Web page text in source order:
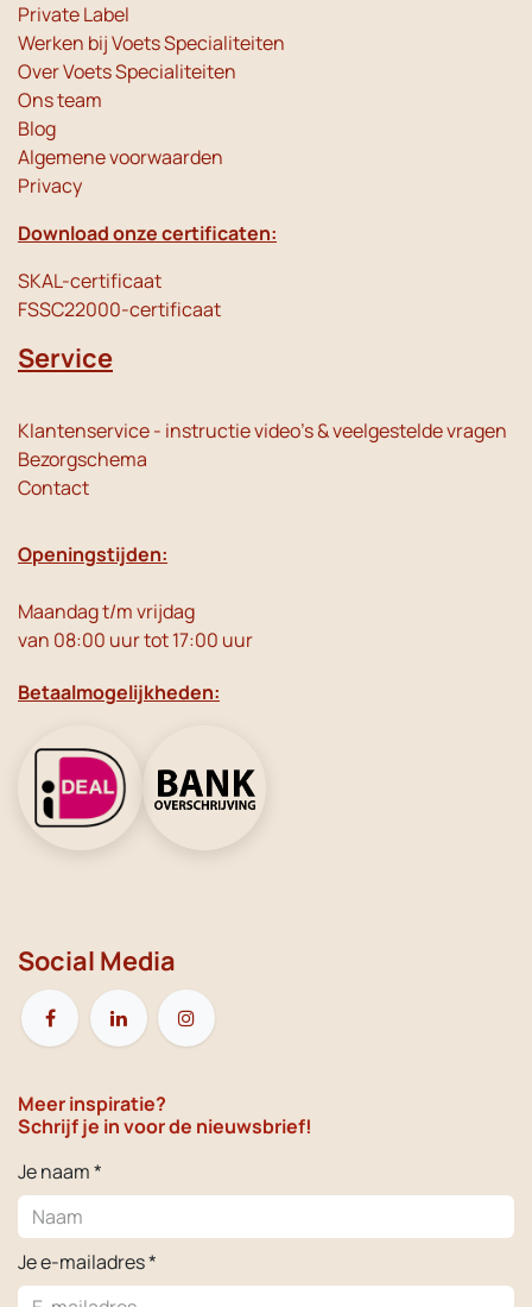
Private Label
Werken bij Voets Specialiteiten
Over Voets Specialiteiten
Ons team
Blog
Algemene voorwaarden
Privacy
Download onze certificaten:
SKAL-certificaat
FSSC22000-certificaat
Service
Klantenservice - instructie video's & veelgestelde vragen
Bezorgschema
Contact
Openingstijden:
Maandag t/m vrijdag
van 08:00 uur tot 17:00 uur
Betaalmogelijkheden:
Social Media
Meer inspiratie?
Schrijf je in voor de nieuwsbrief!
Je naam *
Je e-mailadres *